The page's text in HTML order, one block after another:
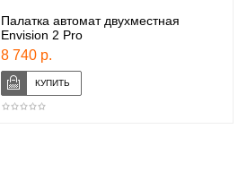
Палатка автомат двухместная
Envision 2 Pro
8 740 р.